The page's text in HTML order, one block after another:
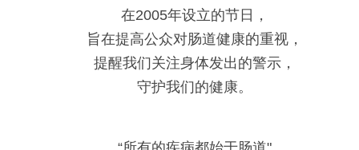
在2005年设立的节日，
旨在提高公众对肠道健康的重视，
提醒我们关注身体发出的警示，
守护我们的健康。